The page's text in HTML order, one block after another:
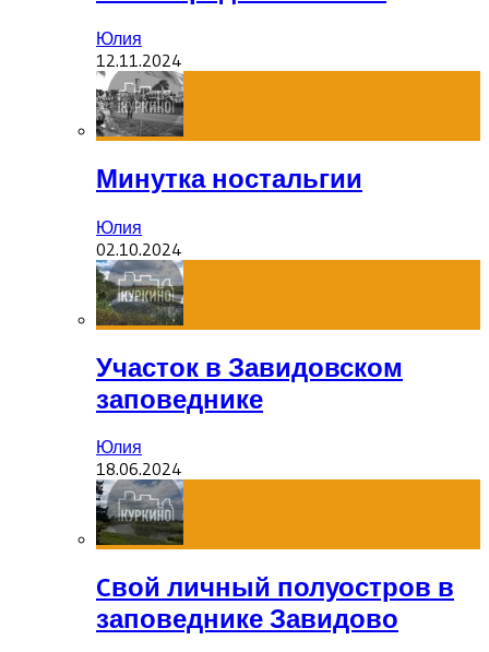
Юлия
12.11.2024
Минутка ностальгии
Юлия
02.10.2024
Участок в Завидовском
заповеднике
Юлия
18.06.2024
Cвой личный полуостров в
заповеднике Завидово